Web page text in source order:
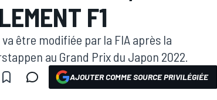
F1
être modifiée par la FIA après la
au Grand Prix du Japon 2022.
AJOUTER COMME SOURCE PRIVILÉGIÉE